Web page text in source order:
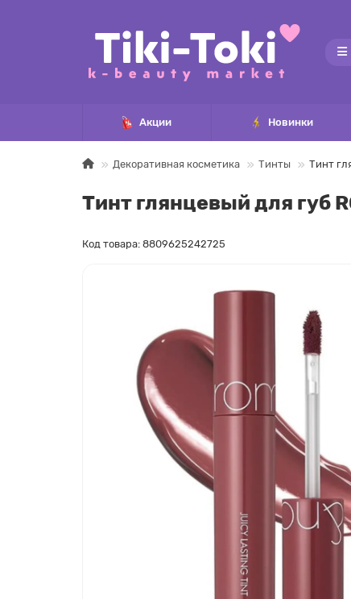
Акции Новинки
Декоративная косметика Тинты Тинт
Тинт глянцевый для губ
Код товара: 8809625242725